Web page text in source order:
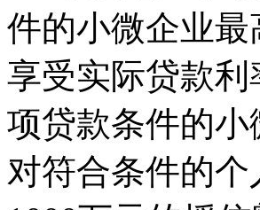
件的小微企业
享受实际贷款
项贷款条件的
对符合条件的